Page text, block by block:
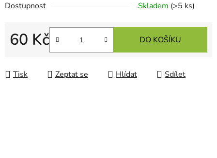
Dostupnost Skladem (>5 ks)
60 Kč
Měrná cena:
DO KOŠÍKU
Tisk Zeptat se Hlídat Sdílet